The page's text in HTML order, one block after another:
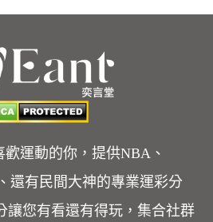
運動的你，提供NBA、
還有民間大神的專業運彩分
讓您有看還有得玩，集合社群